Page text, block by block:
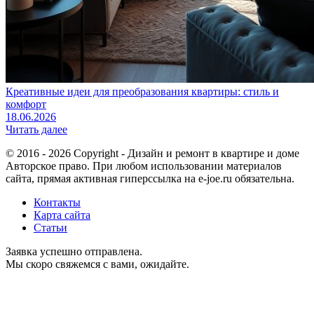
Креативные идеи для преобразования квартиры: стиль и
комфорт
18.06.2026
Читать далее
© 2016 - 2026 Copyright - Дизайн и ремонт в квартире и доме
Авторское право. При любом использовании материалов
сайта, прямая активная гиперссылка на e-joe.ru обязательна.
Контакты
Карта сайта
Статьи
Заявка успешно отправлена.
Мы скоро свяжемся с вами, ожидайте.